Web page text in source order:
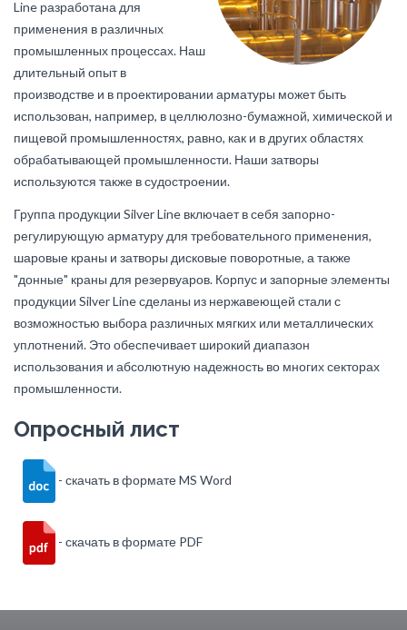
Line разработана для
применения в различных
промышленных процессах. Наш
длительный опыт в
производстве и в проектировании арматуры может быть
использован, например, в целлюлозно-бумажной, химической и
пищевой промышленностях, равно, как и в других областях
обрабатывающей промышленности. Наши затворы
используются также в судостроении.
Группа продукции Silver Line включает в себя запорно-
регулирующую арматуру для требовательного применения,
шаровые краны и затворы дисковые поворотные, а также
"донные" краны для резервуаров. Корпус и запорные элементы
продукции Silver Line сделаны из нержавеющей стали с
возможностью выбора различных мягких или металлических
уплотнений. Это обеспечивает широкий диапазон
использования и абсолютную надежность во многих секторах
промышленности.
Опросный лист
- скачать в формате MS Word
- скачать в формате PDF